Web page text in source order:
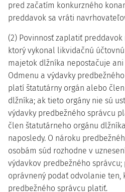
pred začatím konkurzného
preddavok sa vráti
(2) Povinnosť zaplatiť
ktorý vykonal likvidačnú
majetok dlžníka nepostačuje
Odmenu a výdavky
platí štatutárny orgán alebo
dlžníka; ak tieto orgány nie sú
výdavky predbežného správcu
člen štatutárneho orgánu
naposledy. O nároku
osobám súd rozhodne v
výdavkov predbežného
oprávnený podať odvolanie ten,
predbežného správcu platiť.